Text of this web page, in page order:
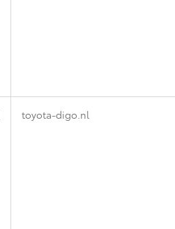
toyota-digo.nl